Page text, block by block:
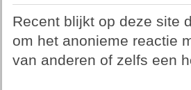
Recent blijkt op deze site
om het anonieme reactie
van anderen of zelfs een